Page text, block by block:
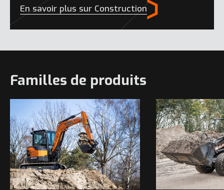
En savoir plus sur Construction
Familles de produits